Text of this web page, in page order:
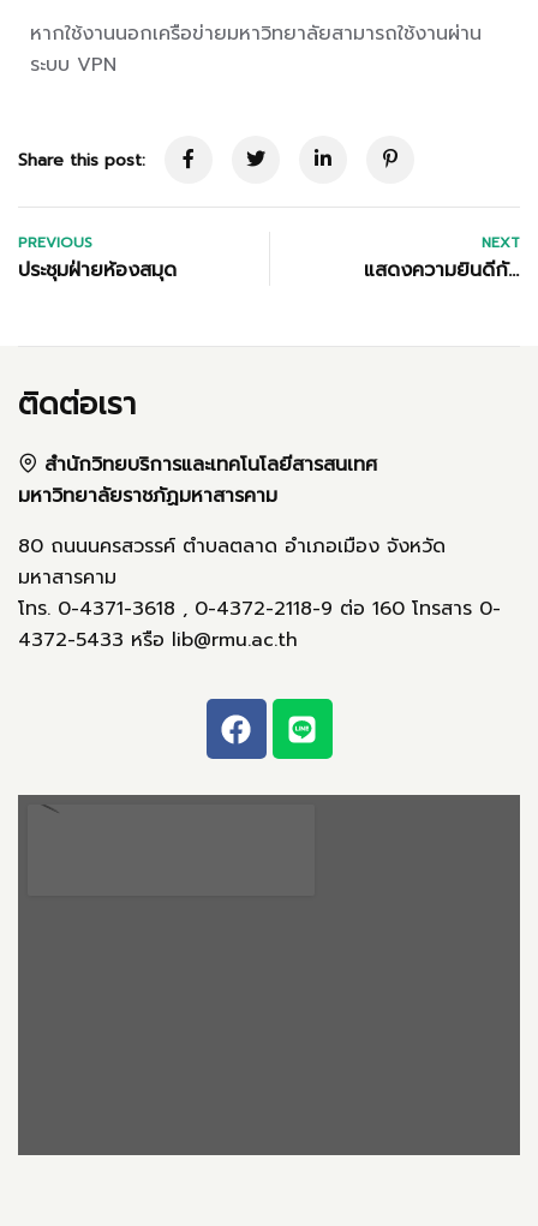
หากใช้งานนอกเครือข่ายมหาวิทยาลัยสามารถใช้งานผ่าน
ระบบ VPN
Share this post:
PREVIOUS
ประชุมฝ่ายห้องสมุด
NEXT
แสดงความยินดีกับ
ติดต่อเรา
สำนักวิทยบริการและเทคโนโลยีสารสนเทศ
มหาวิทยาลัยราชภัฏมหาสารคาม
80 ถนนนครสวรรค์ ตำบลตลาด อำเภอเมือง จังหวัด
มหาสารคาม
โทร. 0-4371-3618 , 0-4372-2118-9 ต่อ 160 โทรสาร 0-
4372-5433 หรือ lib@rmu.ac.th